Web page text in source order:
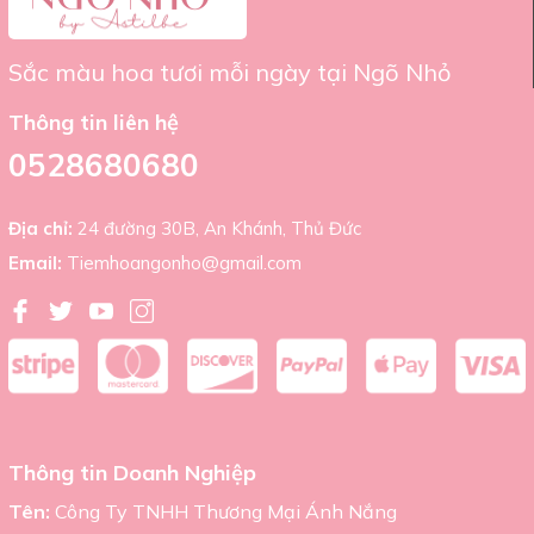
Thông Tin Liên Hệ
Cửa hàng:Tiệm Hoa Ngõ Nhỏ
Địa chỉ:24 Đường Số 30B, An Khánh, Thủ Đức, HCM
Email: tiemhoangonho@gmail.com
Sắc màu hoa tươi mỗi ngày tại Ngõ Nhỏ
Thông tin liên hệ
0528680680
Địa chỉ: 24 đường 30B, An Khánh, Thủ Đức
Email: Tiemhoangonho@gmail.com
Thông tin Doanh Nghiệp
Tên: Công Ty TNHH Thương Mại Ánh Nắng